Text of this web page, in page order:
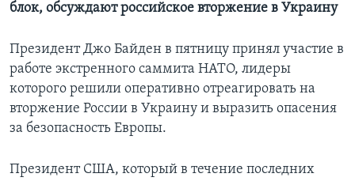
блок, обсуждают российское вторжение в Украину
Президент Джо Байден в пятницу принял участие в
работе экстренного саммита НАТО, лидеры
которого решили оперативно отреагировать на
вторжение России в Украину и выразить опасения
за безопасность Европы.
Президент США, который в течение последних